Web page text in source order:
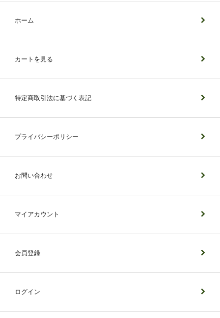
ホーム
カートを見る
特定商取引法に基づく表記
プライバシーポリシー
お問い合わせ
マイアカウント
会員登録
ログイン